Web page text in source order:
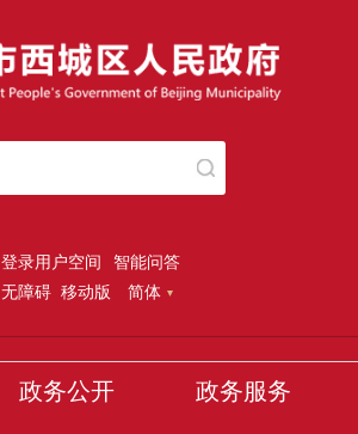
登录用户空间 智能问答
无障碍 移动版 简体
政务公开 政务服务